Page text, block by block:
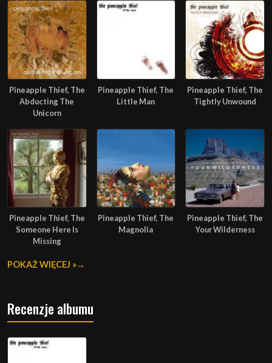
Pineapple Thief, The
Abducting The
Unicorn
Pineapple Thief, The
Little Man
Pineapple Thief, The
Tightly Unwound
Pineapple Thief, The
Someone Here Is
Missing
Pineapple Thief, The
Magnolia
Pineapple Thief, The
Your Wilderness
POKAŻ WIĘCEJ »
Recenzje albumu